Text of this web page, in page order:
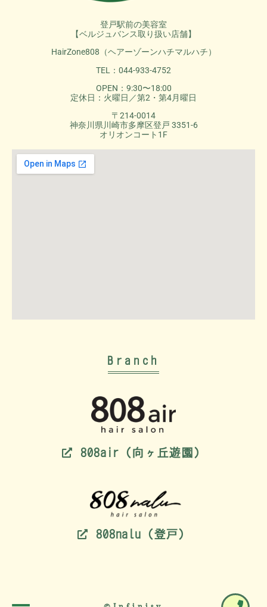
登戸駅前の美容室
【ベルジュバンス取り扱い店舗】
HairZone808（ヘアーゾーンハチマルハチ）
TEL：044-933-4752
OPEN：9:30〜18:00
定休日：火曜日／第2・第4月曜日
〒214-0014
神奈川県川崎市多摩区登戸 3351-6
オリオンコート1F
Branch
808air（向ヶ丘遊園）
808nalu（登戸）